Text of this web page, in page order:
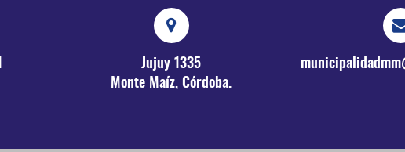
Jujuy 1335
Monte Maíz, Córdoba.